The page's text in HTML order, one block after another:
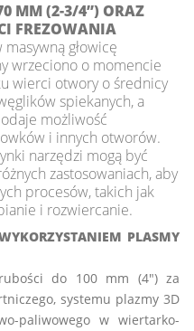
MM (2-3/4”) ORAZ
FREZOWANIA
głowicę
wrzeciono o momencie
wierci otwory o średnicy
spiekanych, a
możliwość
i innych otworów.
narzędzi mogą być
zastosowaniach, aby
procesów, takich jak
i rozwiercanie.
PLASMY
do 100 mm (4") za
systemu plazmy 3D
paliwowego w wiertarko-